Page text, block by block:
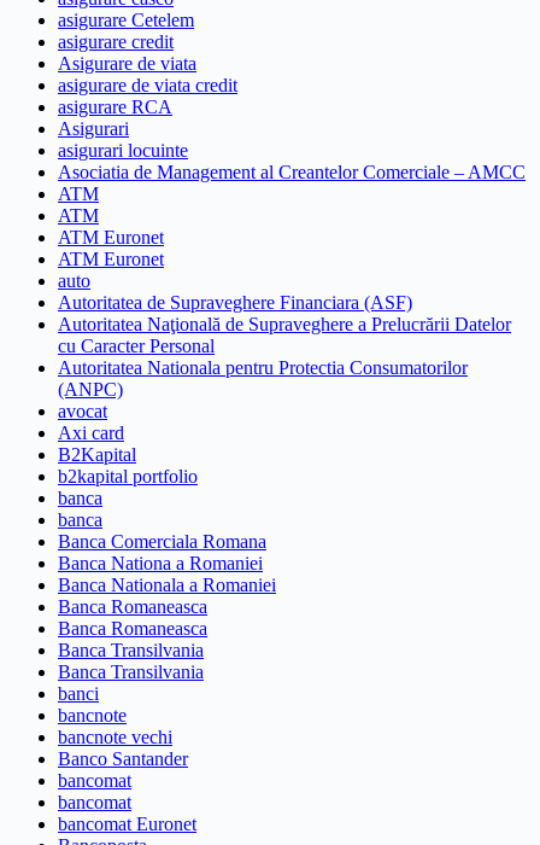
asigurare Cetelem
asigurare credit
Asigurare de viata
asigurare de viata credit
asigurare RCA
Asigurari
asigurari locuinte
Asociatia de Management al Creantelor Comerciale – AMCC
ATM
ATM
ATM Euronet
ATM Euronet
auto
Autoritatea de Supraveghere Financiara (ASF)
Autoritatea Naţională de Supraveghere a Prelucrării Datelor
cu Caracter Personal
Autoritatea Nationala pentru Protectia Consumatorilor
(ANPC)
avocat
Axi card
B2Kapital
b2kapital portfolio
banca
banca
Banca Comerciala Romana
Banca Nationa a Romaniei
Banca Nationala a Romaniei
Banca Romaneasca
Banca Romaneasca
Banca Transilvania
Banca Transilvania
banci
bancnote
bancnote vechi
Banco Santander
bancomat
bancomat
bancomat Euronet